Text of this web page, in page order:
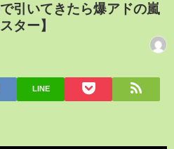
引いてきたら爆アドの嵐
ター】
LINE